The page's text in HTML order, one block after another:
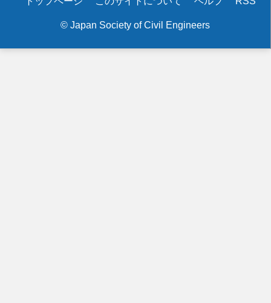
© Japan Society of Civil Engineers